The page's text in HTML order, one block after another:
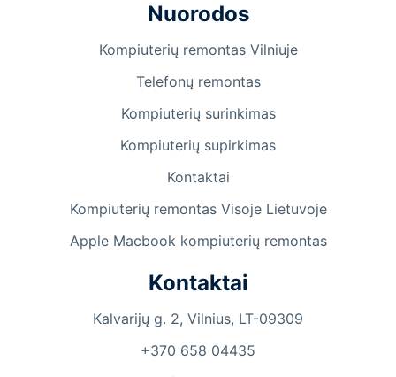
Nuorodos
Kompiuterių remontas Vilniuje
Telefonų remontas
Kompiuterių surinkimas
Kompiuterių supirkimas
Kontaktai
Kompiuterių remontas Visoje Lietuvoje
Apple Macbook kompiuterių remontas
Kontaktai
Kalvarijų g. 2, Vilnius, LT-09309
+370 658 04435